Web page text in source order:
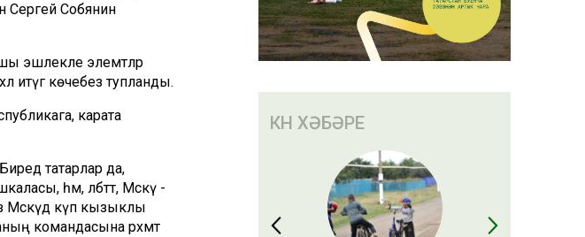
Сергей Собянин
эшлекле элемтәләр
итүгә көчебез тупланды.
карата
татарлар да,
һәм, әлбәттә, Мәскәү -
Мәскәүдә күп кызыклы
командасына рәхмәт
КӨН ХӘБӘРЕ